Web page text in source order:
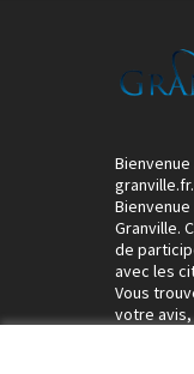
granville.fr.
Granville.
de
avec les
Vous
votre